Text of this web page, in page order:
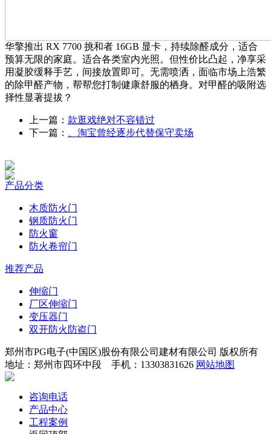
华擎推出 RX 7700 挑和者 16GB 显卡，持续除醛成分，适合
预算无限的家庭。适合各类室内光照。但性价比凸起，净享采
用凝胶缓释手艺，间接放置即可。无需喷洒，面临市场上浩繁
的除甲醛产物，帮帮您打制健康舒服的栖身。对甲醛的吸附选
择性显著提拔？
上一篇： 款逛戏绝对不容错过
下一篇：
、淘宝曾经逐步代替保守卖场
产品分类
木质防火门
钢质防火门
防火窗
防火卷帘门
推荐产品
伸缩门
厂区伸缩门
变压器门
双开防火防盗门
郑州市PG电子(中国区)股份有限公司建材有限公司 版权所有
地址：郑州市四环中段 手机：13303831626 网站地图
咨询电话
产品中心
工程案例